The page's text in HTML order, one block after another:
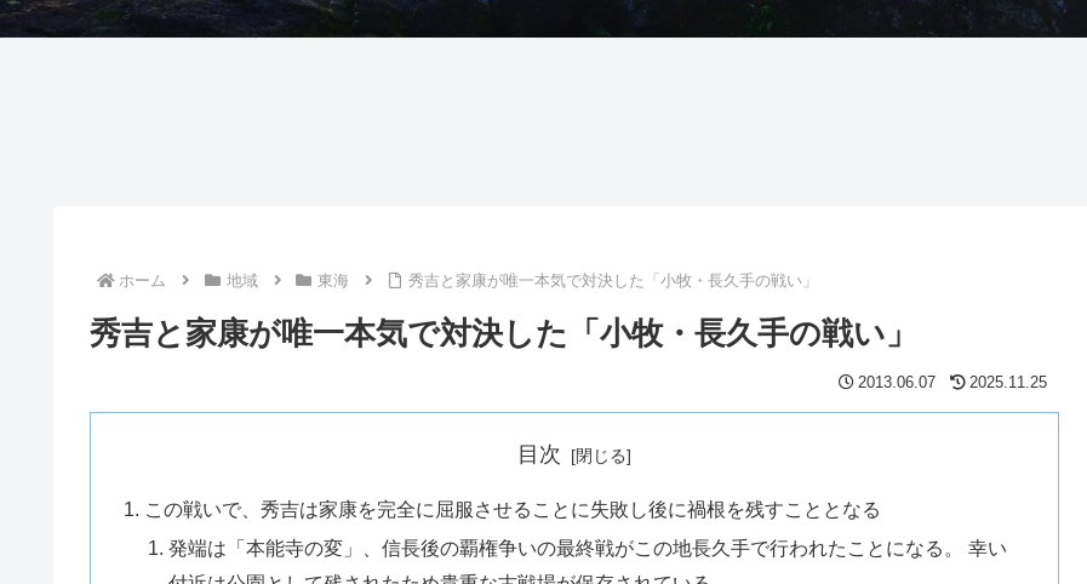
ホーム 地域 東海 秀吉と家康が唯一本気で対決した「小牧・長久手の戦い」
秀吉と家康が唯一本気で対決した「小牧・長久手の戦い」
2013.06.07 2025.11.25
目次
この戦いで、秀吉は家康を完全に屈服させることに失敗し後に禍根を残すこととなる
発端は「本能寺の変」、信長後の覇権争いの最終戦がこの地長久手で行われたことになる。 幸い